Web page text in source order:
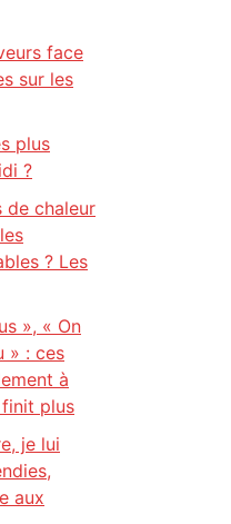
face
sur les
plus
?
de chaleur
? Les
», « On
» : ces
à
finit plus
je lui
aux